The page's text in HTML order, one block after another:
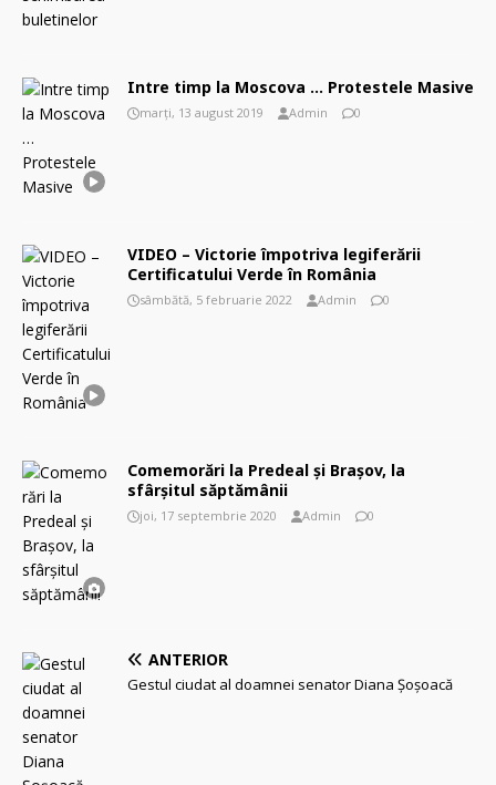
Intre timp la Moscova … Protestele Masive
marți, 13 august 2019 Admin 0
VIDEO – Victorie împotriva legiferării
Certificatului Verde în România
sâmbătă, 5 februarie 2022 Admin 0
Comemorări la Predeal și Brașov, la
sfârșitul săptămânii
joi, 17 septembrie 2020 Admin 0
ANTERIOR
Gestul ciudat al doamnei senator Diana Șoșoacă